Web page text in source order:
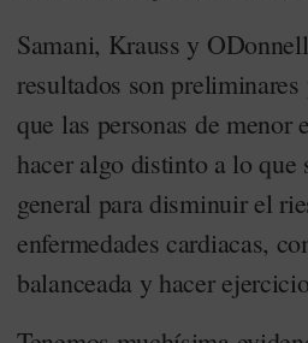
Samani, Krauss y
resultados son
que las personas de menor
hacer algo distinto a lo que
general para disminuir el
enfermedades cardiacas,
balanceada y hacer